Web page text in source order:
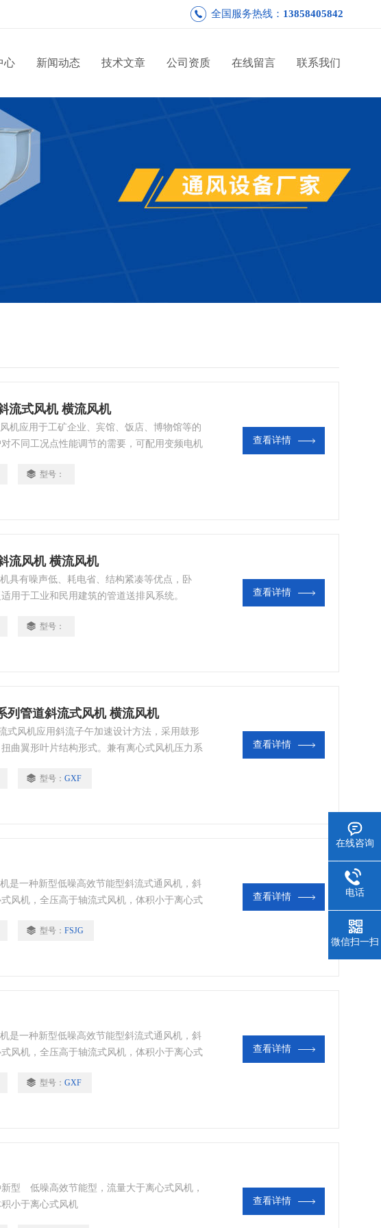
全国服务热线： 13858405842
心 新闻动态 技术文章 公司资质 在线留言 联系我们
流式风机 横流风机
机应用于工矿企业、宾馆、饭店、博物馆等的
不同工况点性能调节的需要，可配用变频电机
型号：
查看详情
流风机 横流风机
具有噪声低、耗电省、结构紧凑等优点，卧
用于工业和民用建筑的管道送排风系统。
型号：
查看详情
列管道斜流式风机 横流风机
式风机应用斜流子午加速设计方法，采用鼓形
曲翼形叶片结构形式。兼有离心式风机压力系
安装均可。 可根据输送介质的要求，制成防
型号： GXF
查看详情
是一种新型低噪高效节能型斜流式通风机，斜
风机，全压高于轴流式风机，体积小于离心式
率。SJG。SJG系列斜流式通风机是SWF系列风
型号： FSJG
查看详情
是一种新型低噪高效节能型斜流式通风机，斜
风机，全压高于轴流式风机，体积小于离心式
率。SJG。SJG系列斜流式通风机是SWF系列风
型号： GXF
查看详情
型 低噪高效节能型，流量大于离心式风机，
小于离心式风机
查看详情
在线咨询
电话
微信扫一扫